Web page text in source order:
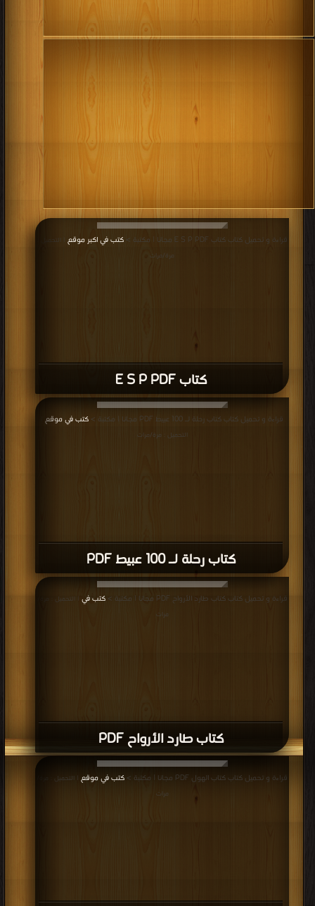
كتاب E S P PDF
قراءة و تحميل كتاب كتاب E S P PDF مجانا | مكتبة > كتب في اكبر موقع
| التحميل :
مرة/مرات
كتاب رحلة لـ 100 عبيط PDF
قراءة و تحميل كتاب كتاب رحلة لـ 100 عبيط PDF مجانا | مكتبة > كتب في موقع
التحميل : مرة/مرات
كتاب طارد الأرواح PDF
قراءة و تحميل كتاب كتاب طارد الأرواح PDF مجانا | مكتبة > كتب في
| التحميل : مرة/
مرات
قراءة و تحميل كتاب كتاب الهول PDF مجانا | مكتبة > كتب في موقع | التحميل : مرة/
مرات